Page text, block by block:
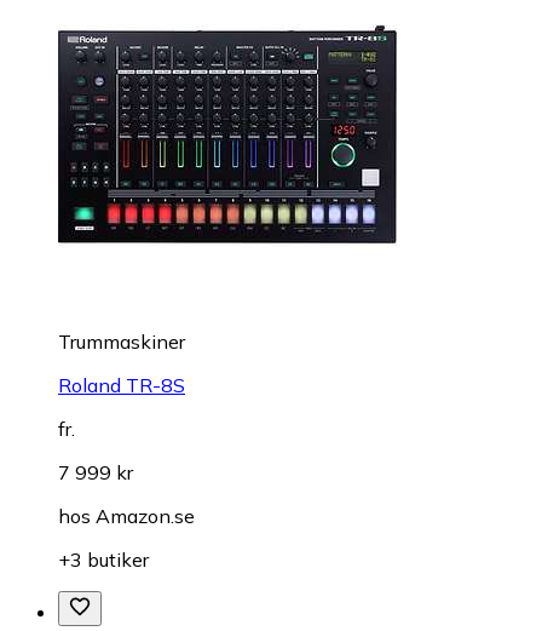
Trummaskiner
Roland TR-8S
fr.
7 999 kr
hos Amazon.se
+3 butiker